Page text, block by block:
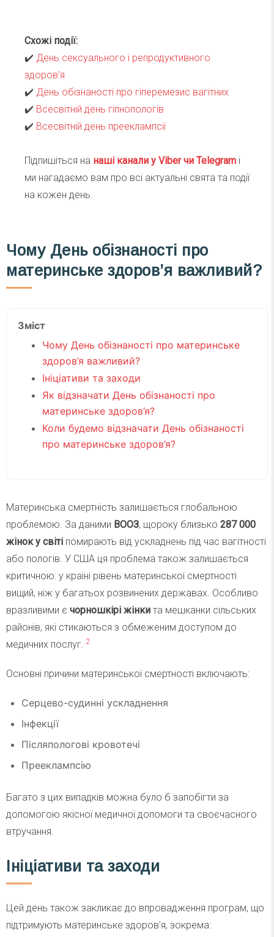
Схожі події:
✔️ День сексуального і репродуктивного
здоров’я
✔️ День обізнаності про гіперемезис вагітних
✔️ Всесвітній день гіпнопологів
✔️ Всесвітній день прееклампсії
Підпишіться на наші канали у Viber чи Telegram і
ми нагадаємо вам про всі актуальні свята та події
на кожен день.
Чому День обізнаності про
материнське здоров’я важливий?
Зміст
Чому День обізнаності про материнське
здоров’я важливий?
Ініціативи та заходи
Як відзначати День обізнаності про
материнське здоров’я?
Коли будемо відзначати День обізнаності
про материнське здоров’я?
Материнська смертність залишається глобальною
проблемою. За даними ВООЗ, щороку близько 287 000
жінок у світі помирають від ускладнень під час вагітності
або пологів. У США ця проблема також залишається
критичною: у країні рівень материнської смертності
вищий, ніж у багатьох розвинених державах. Особливо
вразливими є чорношкірі жінки та мешканки сільських
районів, які стикаються з обмеженим доступом до
медичних послуг. 2
Основні причини материнської смертності включають:
Серцево-судинні ускладнення
Інфекції
Післяпологові кровотечі
Прееклампсію
Багато з цих випадків можна було б запобігти за
допомогою якісної медичної допомоги та своєчасного
втручання.
Ініціативи та заходи
Цей день також закликає до впровадження програм, що
підтримують материнське здоров’я, зокрема: